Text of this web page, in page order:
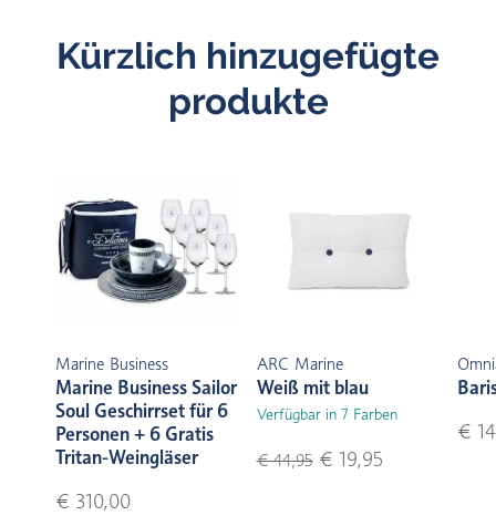
Kürzlich hinzugefügte
produkte
Marine Business
Marine Business Sailor
Soul Geschirrset für 6
Personen + 6 Gratis
Tritan-Weingläser
€ 310,00
ARC Marine
Weiß mit blau
Verfügbar in 7 Farben
€ 44,95€ 19,95
€